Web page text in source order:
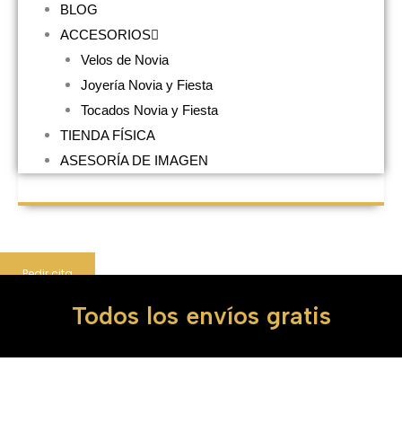
BLOG
ACCESORIOS
Velos de Novia
Joyería Novia y Fiesta
Tocados Novia y Fiesta
TIENDA FÍSICA
ASESORÍA DE IMAGEN
Pedir cita
Todos los envíos gratis
Cortado